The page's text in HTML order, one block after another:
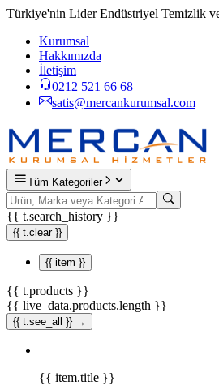
Türkiye'nin Lider Endüstriyel Temizlik
Kurumsal
Hakkımızda
İletişim
0212 521 66 68
satis@mercankurumsal.com
Tüm Kategoriler
{{ t.search_history }}
{{ t.clear }}
{{ item }}
{{ t.products }}
{{ live_data.products.length }}
{{ t.see_all }} →
{{ item.title }}